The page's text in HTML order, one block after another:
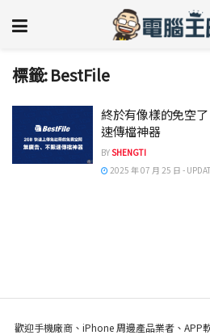
標籤:BestFile
終於有像樣的免空
速傳檔神器
BYSHENGTI
2025 年 07 月 25 日 -
歡迎手機廠商、iPhone 周邊產品業者、APP